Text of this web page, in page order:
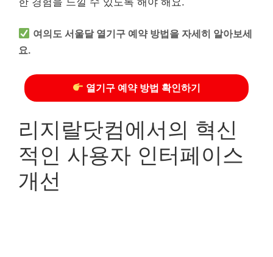
여의도 서울달 열기구 예약 방법을 자세히 알아보세
요.
열기구 예약 방법 확인하기
리지랄닷컴에서의 혁신
적인 사용자 인터페이스
개선